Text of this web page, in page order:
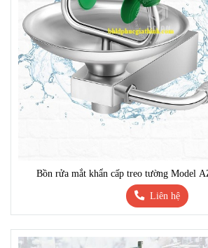
Bồn rửa mắt khẩn cấp treo tường Model
Liên hệ